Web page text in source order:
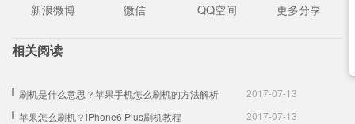
新浪微博 微信 QQ空间 更多分享
相关阅读
刷机是什么意思？苹果手机怎么刷机的方法解析
2017-07-13
苹果怎么刷机？iPhone6 Plus刷机教程
2017-07-13